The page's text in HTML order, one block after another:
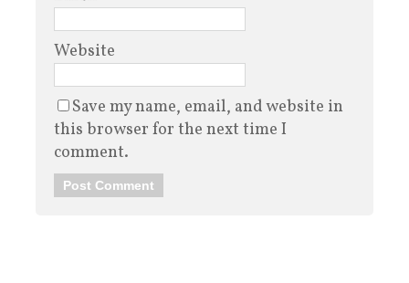
Website
Save my name, email, and website in
this browser for the next time I
comment.